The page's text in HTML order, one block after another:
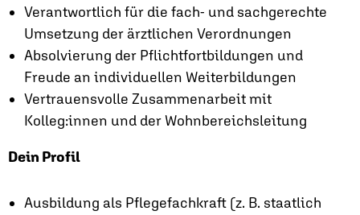
Verantwortlich für die fach- und sachgerechte
Umsetzung der ärztlichen Verordnungen
Absolvierung der Pflichtfortbildungen und
Freude an individuellen Weiterbildungen
Vertrauensvolle Zusammenarbeit mit
Kolleg:innen und der Wohnbereichsleitung
Dein Profil
Ausbildung als Pflegefachkraft (z. B. staatlich